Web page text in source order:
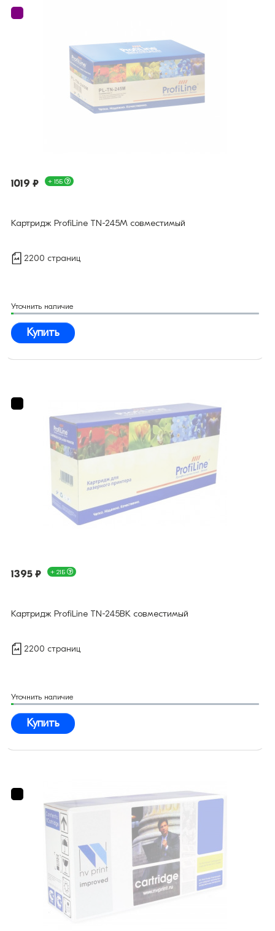
1019 ₽ + 15Б
Картридж ProfiLine TN-245M совместимый
2200 страниц
Уточнить наличие
Купить
1395 ₽ + 21Б
Картридж ProfiLine TN-245BK совместимый
2200 страниц
Уточнить наличие
Купить